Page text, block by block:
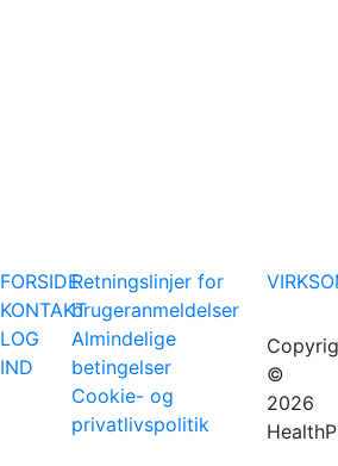
FORSIDE
KONTAKT
LOG
IND
Retningslinjer for
brugeranmeldelser
Almindelige
betingelser
Cookie- og
privatlivspolitik
©
2026